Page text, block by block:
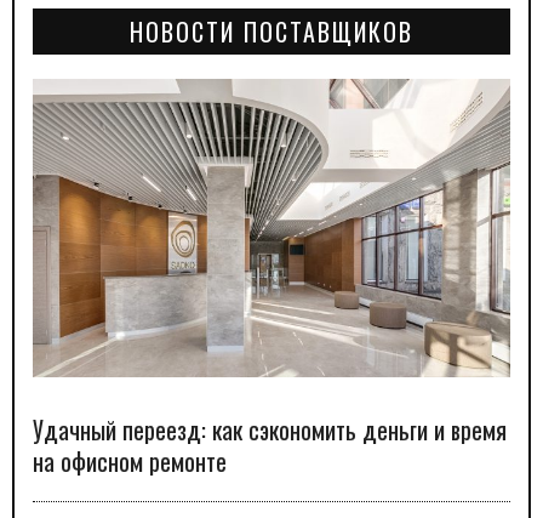
НОВОСТИ ПОСТАВЩИКОВ
Удачный переезд: как сэкономить деньги и время
на офисном ремонте